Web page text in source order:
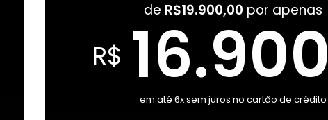
deR$19.900,00por apenas
R$ 16.900
em até 6x sem juros no cartão de crédito